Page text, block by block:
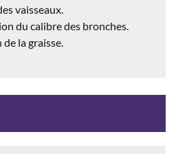
vaisseaux.
du calibre des bronches.
la graisse.